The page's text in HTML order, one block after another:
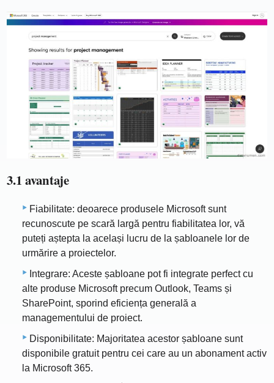
3.1 avantaje
Fiabilitate: deoarece produsele Microsoft sunt
recunoscute pe scară largă pentru fiabilitatea lor, vă
puteți aștepta la același lucru de la șabloanele lor de
urmărire a proiectelor.
Integrare: Aceste șabloane pot fi integrate perfect cu
alte produse Microsoft precum Outlook, Teams și
SharePoint, sporind eficiența generală a
managementului de proiect.
Disponibilitate: Majoritatea acestor șabloane sunt
disponibile gratuit pentru cei care au un abonament activ
la Microsoft 365.